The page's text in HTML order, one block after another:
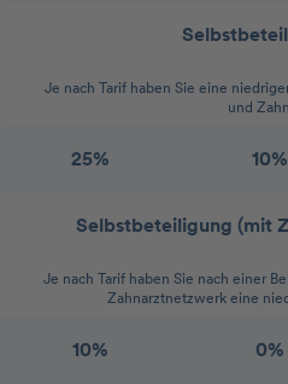
Je nach Tarif haben Sie eine
und
25% 10%
Selbstbeteiligung (mit
Je nach Tarif haben Sie nach einer
Zahnarztnetzwerk eine
10% 0%